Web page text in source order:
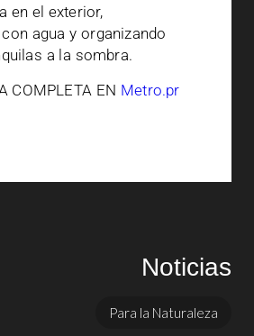
en el exterior,
agua y organizando
a la sombra.
COMPLETA EN Metro.pr
Noticias
Para la Naturaleza